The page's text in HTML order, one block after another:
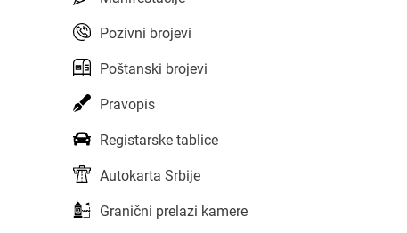
Pozivni brojevi
Poštanski brojevi
Pravopis
Registarske tablice
Autokarta Srbije
Granični prelazi kamere